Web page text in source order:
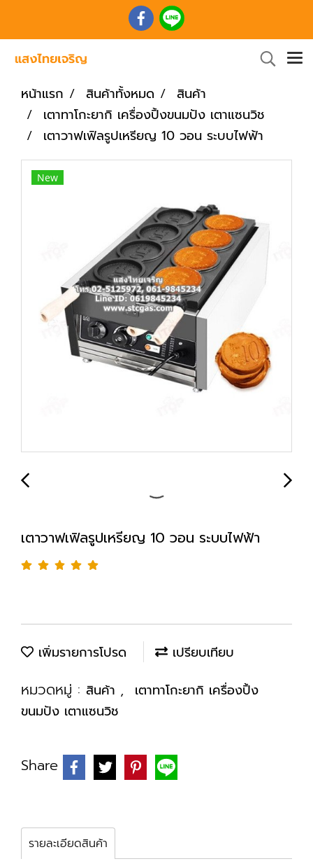
หน้าแรก สินค้าทั้งหมด
สินค้า
เตาทาโกะยากิ เครื่องปิ้งขนมปัง เตาแซนวิช
เตาวาฟเฟิลรูปเหรียญ 10 วอน ระบบไฟฟ้า
New
เตาวาฟเฟิลรูปเหรียญ 10 วอน ระบบไฟฟ้า
เพิ่มรายการโปรด เปรียบเทียบ
หมวดหมู่ : สินค้า ,
เตาทาโกะยากิ เครื่องปิ้ง
ขนมปัง เตาแซนวิช
Share
รายละเอียดสินค้า